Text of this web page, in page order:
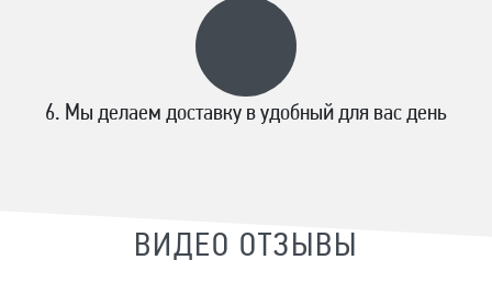
Мы делаем доставку в удобный для вас день
ВИДЕО ОТЗЫВЫ